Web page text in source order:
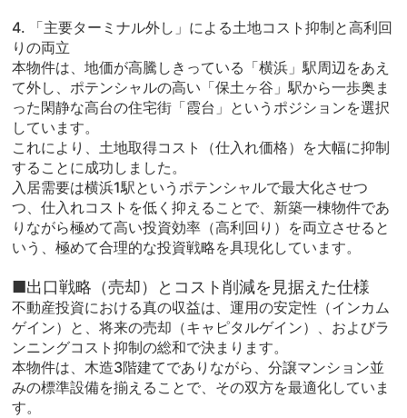
4. 「主要ターミナル外し」による土地コスト抑制と高利回
りの両立
本物件は、地価が高騰しきっている「横浜」駅周辺をあえ
て外し、ポテンシャルの高い「保土ヶ谷」駅から一歩奥ま
った閑静な高台の住宅街「霞台」というポジションを選択
しています。
これにより、土地取得コスト（仕入れ価格）を大幅に抑制
することに成功しました。
入居需要は横浜1駅というポテンシャルで最大化させつ
つ、仕入れコストを低く抑えることで、新築一棟物件であ
りながら極めて高い投資効率（高利回り）を両立させると
いう、極めて合理的な投資戦略を具現化しています。
■出口戦略（売却）とコスト削減を見据えた仕様
不動産投資における真の収益は、運用の安定性（インカム
ゲイン）と、将来の売却（キャピタルゲイン）、およびラ
ンニングコスト抑制の総和で決まります。
本物件は、木造3階建てでありながら、分譲マンション並
みの標準設備を揃えることで、その双方を最適化していま
す。